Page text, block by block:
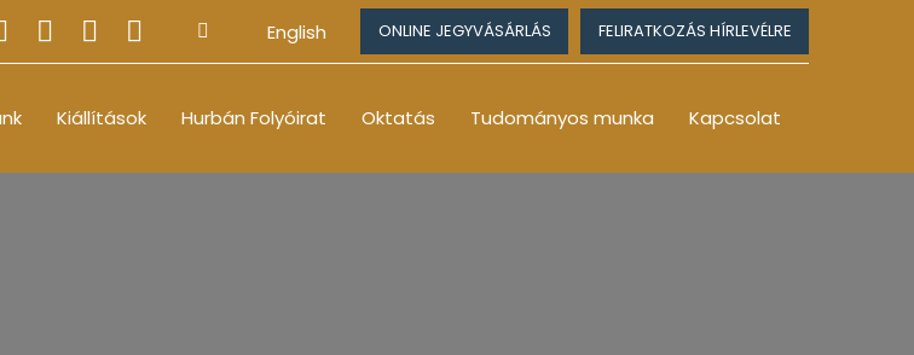
English ONLINE JEGYVÁSÁRLÁS FELIRATKOZÁS HÍRLEVÉLRE
Kiállítások Hurbán Folyóirat Oktatás Tudományos munka Kapcsolat